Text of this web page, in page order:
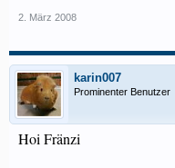
2. März 2008
karin007
Prominenter Benutzer
Hoi Fränzi